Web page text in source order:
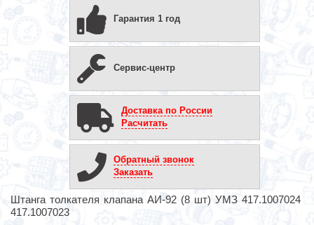
Гарантия 1 год
Сервис-центр
Доставка по России
Расчитать
Обратный звонок
Заказать
Штанга толкателя клапана АИ-92 (8 шт) УМЗ 417.1007024
417.1007023